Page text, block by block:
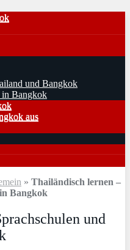
und Bangkok
in Bangkok
aus
» Thailändisch lernen –
Bangkok
und